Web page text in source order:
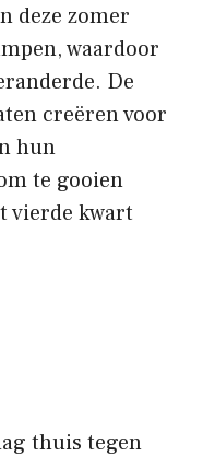
deze zomer
waardoor
De
creëren voor
hun
te gooien
vierde kwart
thuis tegen